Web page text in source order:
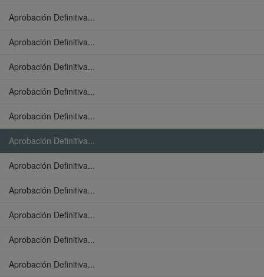
Aprobación Definitiva...
Aprobación Definitiva...
Aprobación Definitiva...
Aprobación Definitiva...
Aprobación Definitiva...
Aprobación Definitiva...
Aprobación Definitiva...
Aprobación Definitiva...
Aprobación Definitiva...
Aprobación Definitiva...
Aprobación Definitiva...